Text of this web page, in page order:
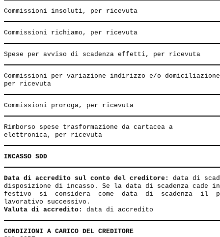
Commissioni per variazione indirizzo e/o
Rimborso spese trasformazione da cartacea a
INCASSO SDD
Data di accredito sul conto del creditore:
data di
disposizione di incasso. Se la data di scadenza cade
festivo  si  considera  come  data  di  scadenza  il
lavorativo successivo.
Valuta di accredito:
CONDIZIONI A CARICO DEL CREDITORE